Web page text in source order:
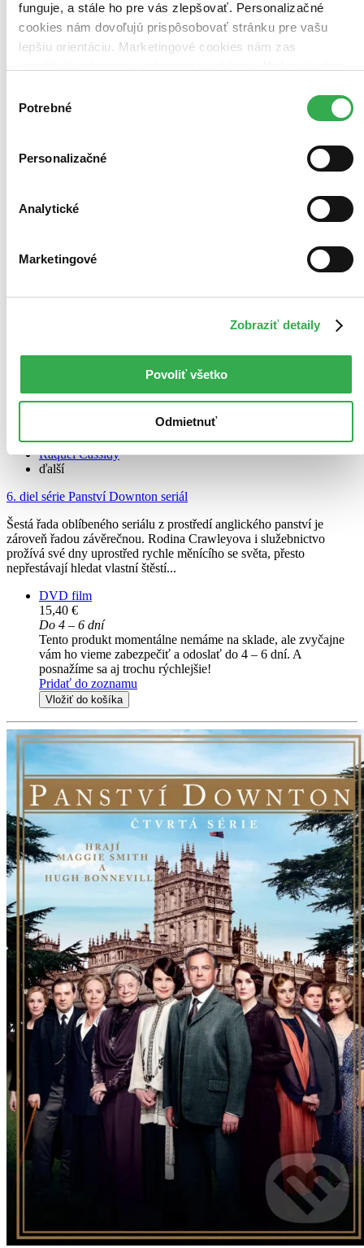
funguje, a stále ho pre vás zlepšovať. Personalizačné
cookies nám dovoľujú prispôsobovať stránku pre vašu
lepšiu orientáciu. Marketingové cookies nám zas
keby sme mohli používať všetky tieto cookies. Ďakujeme!
súhlasu
Potrebné
Personalizačné
Analytické
Marketingové
Zobraziť detaily
Povoliť všetko
Odmietnuť
CZ
Hugh Bonneville
Jim Carter
Raquel Cassidy
ďalší
6. diel série Panství Downton seriál
Šestá řada oblíbeného seriálu z prostředí anglického panství je
zároveň řadou závěrečnou. Rodina Crawleyova i služebnictvo
prožívá své dny uprostřed rychle měnícího se světa, přesto
nepřestávají hledat vlastní štěstí...
DVD film
15,40 €
Do 4 – 6 dní
Tento produkt momentálne nemáme na sklade, ale zvyčajne
vám ho vieme zabezpečiť a odoslať do 4 – 6 dní. A
posnažíme sa aj trochu rýchlejšie!
Pridať do zoznamu
Vložiť do košíka